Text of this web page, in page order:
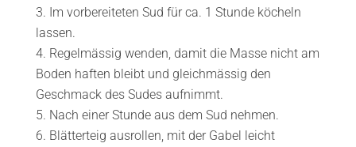
Im vorbereiteten Sud für ca. 1 Stunde köcheln
lassen.
Regelmässig wenden, damit die Masse nicht am
Boden haften bleibt und gleichmässig den
Geschmack des Sudes aufnimmt.
Nach einer Stunde aus dem Sud nehmen.
Blätterteig ausrollen, mit der Gabel leicht